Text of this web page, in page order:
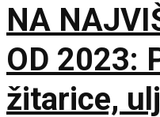
NA
OD 2023:
žitarice,